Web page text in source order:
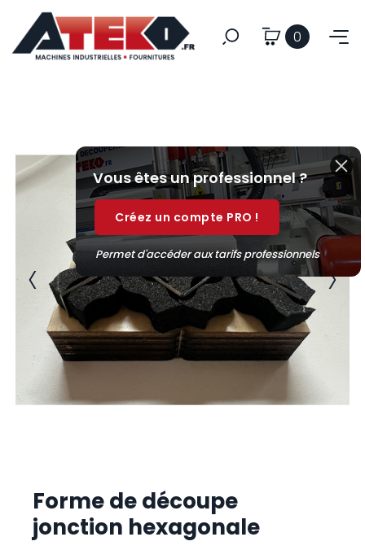
0
Forme de découpe
jonction hexagonale
Vous êtes un professionnel ?
Permet d'accéder aux tarifs professionnels
Créez un compte PRO !